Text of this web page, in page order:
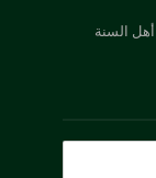
السنة